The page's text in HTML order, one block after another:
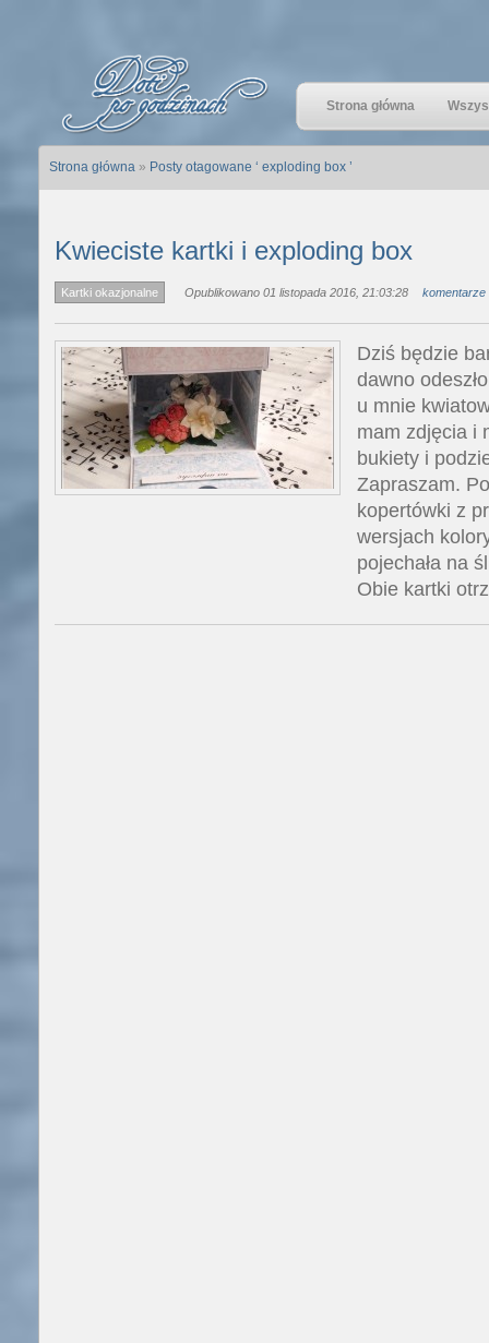
Strona główna
Strona główna» Posty otagowane ‘ exploding box ’
Kwieciste kartki i exploding box
Kartki okazjonalne Opublikowano 01 listopada 2016, 21:03:28 komentarze
Dziś będzie
dawno
u mnie
mam zdjęcia i
bukiety i
Zapraszam.
kopertówki z
wersjach
pojechała na
Obie kartki